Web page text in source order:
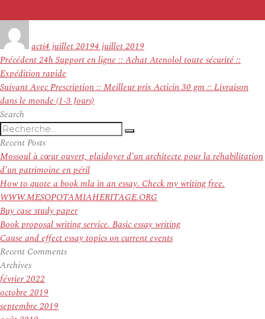
actile
4 juillet 20194 juillet 2019
Navigation
de
l’article
PrécédentArticle
précédent :
24h Support en ligne :: Achat Atenolol toute sécurité ::
Expédition rapide
SuivantArticle
suivant :
Avec Prescription :: Meilleur prix Acticin 30 gm :: Livraison
dans le monde (1-3 Jours)
Search
Recherche
pour
:
Recherche
Recent Posts
Mossoul à cœur ouvert, plaidoyer d’un architecte pour la réhabilitation
d’un patrimoine en péril
How to quote a book mla in an essay. Check my writing free.
WWW.MESOPOTAMIAHERITAGE.ORG
Buy case study paper
Book proposal writing service. Basic essay writing
Cause and effect essay topics on current events
Recent Comments
Archives
février 2022
octobre 2019
septembre 2019